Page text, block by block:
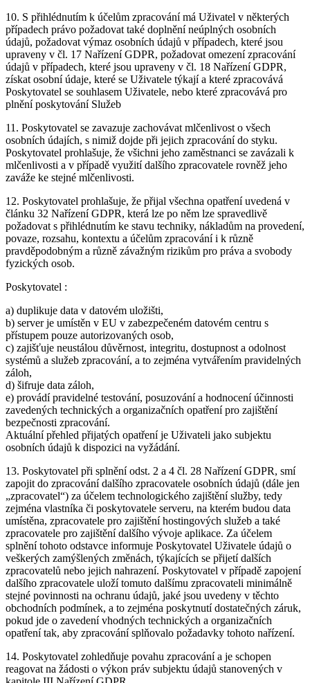
10. S přihlédnutím k účelům zpracování má Uživatel v některých
případech právo požadovat také doplnění neúplných osobních
údajů, požadovat výmaz osobních údajů v případech, které jsou
upraveny v čl. 17 Nařízení GDPR, požadovat omezení zpracování
údajů v případech, které jsou upraveny v čl. 18 Nařízení GDPR,
získat osobní údaje, které se Uživatele týkají a které zpracovává
Poskytovatel se souhlasem Uživatele, nebo které zpracovává pro
plnění poskytování Služeb
11. Poskytovatel se zavazuje zachovávat mlčenlivost o všech
osobních údajích, s nimiž dojde při jejich zpracování do styku.
Poskytovatel prohlašuje, že všichni jeho zaměstnanci se zavázali k
mlčenlivosti a v případě využití dalšího zpracovatele rovněž jeho
zaváže ke stejné mlčenlivosti.
12. Poskytovatel prohlašuje, že přijal všechna opatření uvedená v
článku 32 Nařízení GDPR, která lze po něm lze spravedlivě
požadovat s přihlédnutím ke stavu techniky, nákladům na provedení,
povaze, rozsahu, kontextu a účelům zpracování i k různě
pravděpodobným a různě závažným rizikům pro práva a svobody
fyzických osob.
Poskytovatel :
a) duplikuje data v datovém uložišti,
b) server je umístěn v EU v zabezpečeném datovém centru s
přístupem pouze autorizovaných osob,
c) zajišťuje neustálou důvěrnost, integritu, dostupnost a odolnost
systémů a služeb zpracování, a to zejména vytvářením pravidelných
záloh,
d) šifruje data záloh,
e) provádí pravidelné testování, posuzování a hodnocení účinnosti
zavedených technických a organizačních opatření pro zajištění
bezpečnosti zpracování.
Aktuální přehled přijatých opatření je Uživateli jako subjektu
osobních údajů k dispozici na vyžádání.
13. Poskytovatel při splnění odst. 2 a 4 čl. 28 Nařízení GDPR, smí
zapojit do zpracování dalšího zpracovatele osobních údajů (dále jen
„zpracovatel“) za účelem technologického zajištění služby, tedy
zejména vlastníka či poskytovatele serveru, na kterém budou data
umístěna, zpracovatele pro zajištění hostingových služeb a také
zpracovatele pro zajištění dalšího vývoje aplikace. Za účelem
splnění tohoto odstavce informuje Poskytovatel Uživatele údajů o
veškerých zamýšlených změnách, týkajících se přijetí dalších
zpracovatelů nebo jejich nahrazení. Poskytovatel v případě zapojení
dalšího zpracovatele uloží tomuto dalšímu zpracovateli minimálně
stejné povinnosti na ochranu údajů, jaké jsou uvedeny v těchto
obchodních podmínek, a to zejména poskytnutí dostatečných záruk,
pokud jde o zavedení vhodných technických a organizačních
opatření tak, aby zpracování splňovalo požadavky tohoto nařízení.
14. Poskytovatel zohledňuje povahu zpracování a je schopen
reagovat na žádosti o výkon práv subjektu údajů stanovených v